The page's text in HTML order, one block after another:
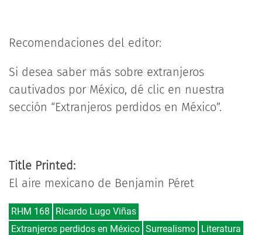
Recomendaciones del editor:
Si desea saber más sobre extranjeros
cautivados por México, dé clic en nuestra
sección “Extranjeros perdidos en México”.
Title Printed:
El aire mexicano de Benjamin Péret
RHM 168
Ricardo Lugo Viñas
Extranjeros perdidos en México Surrealismo Literatura